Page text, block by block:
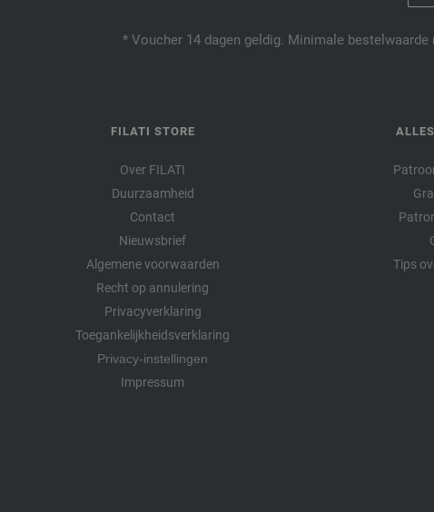
* Voucher 14 dagen geldig. Minimale
FILATI STORE
Over FILATI
Duurzaamheid
Contact
Nieuwsbrief
Algemene voorwaarden
Recht op annulering
Privacyverklaring
Toegankelijkheidsverklaring
Privacy-instellingen
Impressum
Tips